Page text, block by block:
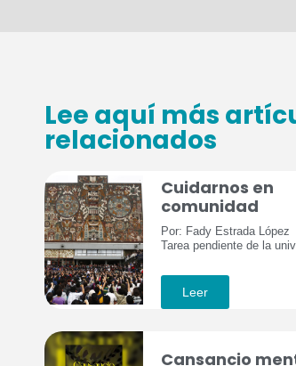
Lee aquí más
relacionados
Cuidarnos en
comunidad
Por: Fady Estrada López
Tarea pendiente de la
Leer
Cansancio